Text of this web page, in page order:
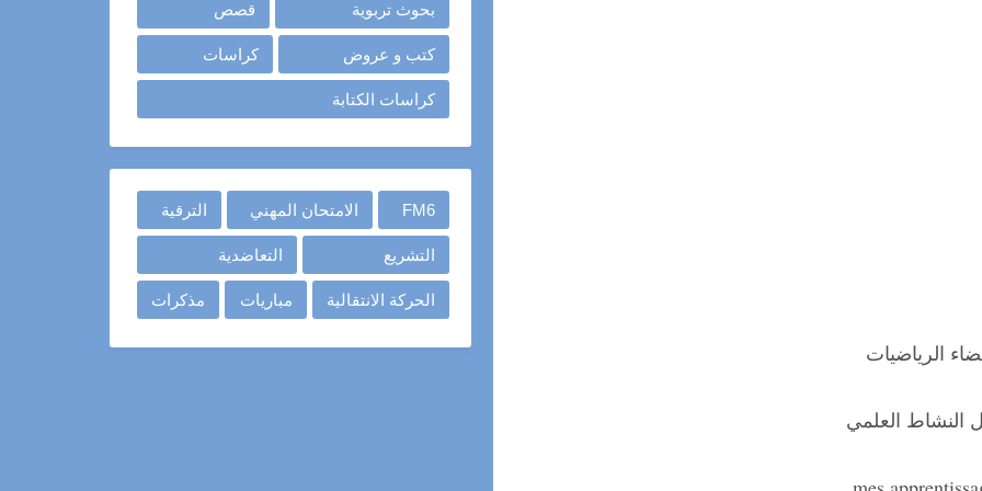
الرياضيات
النشاط العلمي
بحوث تربوية قصص
كتب و عروض كراسات
كراسات الكتابة
FM6 الامتحان المهني الترقية
التشريع التعاضدية
الحركة الانتقالية مباريات مذكرات